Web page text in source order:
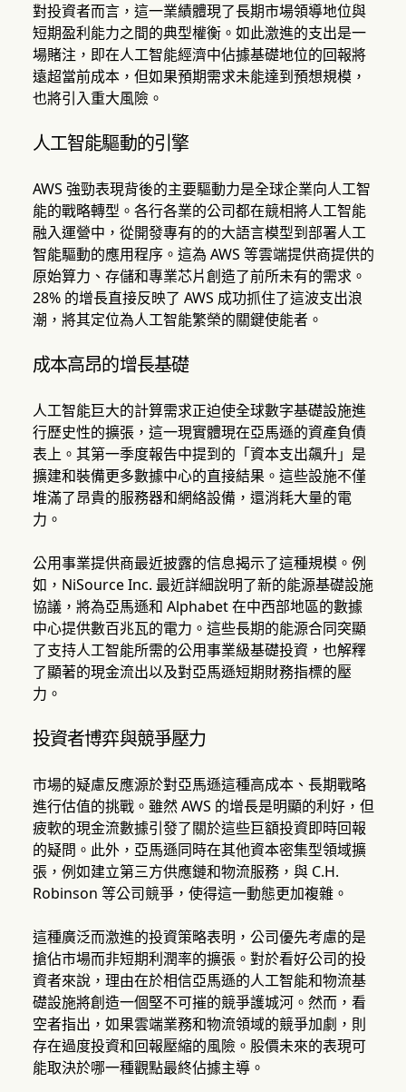
對投資者而言，這一業績體現了長期市場領導地位與
短期盈利能力之間的典型權衡。如此激進的支出是一
場賭注，即在人工智能經濟中佔據基礎地位的回報將
遠超當前成本，但如果預期需求未能達到預想規模，
也將引入重大風險。
人工智能驅動的引擎
AWS 強勁表現背後的主要驅動力是全球企業向人工智
能的戰略轉型。各行各業的公司都在競相將人工智能
融入運營中，從開發專有的的大語言模型到部署人工
智能驅動的應用程序。這為 AWS 等雲端提供商提供的
原始算力、存儲和專業芯片創造了前所未有的需求。
28% 的增長直接反映了 AWS 成功抓住了這波支出浪
潮，將其定位為人工智能繁榮的關鍵使能者。
成本高昂的增長基礎
人工智能巨大的計算需求正迫使全球數字基礎設施進
行歷史性的擴張，這一現實體現在亞馬遜的資產負債
表上。其第一季度報告中提到的「資本支出飆升」是
擴建和裝備更多數據中心的直接結果。這些設施不僅
堆滿了昂貴的服務器和網絡設備，還消耗大量的電
力。
公用事業提供商最近披露的信息揭示了這種規模。例
如，NiSource Inc. 最近詳細說明了新的能源基礎設施
協議，將為亞馬遜和 Alphabet 在中西部地區的數據
中心提供數百兆瓦的電力。這些長期的能源合同突顯
了支持人工智能所需的公用事業級基礎投資，也解釋
了顯著的現金流出以及對亞馬遜短期財務指標的壓
力。
投資者博弈與競爭壓力
市場的疑慮反應源於對亞馬遜這種高成本、長期戰略
進行估值的挑戰。雖然 AWS 的增長是明顯的利好，但
疲軟的現金流數據引發了關於這些巨額投資即時回報
的疑問。此外，亞馬遜同時在其他資本密集型領域擴
張，例如建立第三方供應鏈和物流服務，與 C.H.
Robinson 等公司競爭，使得這一動態更加複雜。
這種廣泛而激進的投資策略表明，公司優先考慮的是
搶佔市場而非短期利潤率的擴張。對於看好公司的投
資者來說，理由在於相信亞馬遜的人工智能和物流基
礎設施將創造一個堅不可摧的競爭護城河。然而，看
空者指出，如果雲端業務和物流領域的競爭加劇，則
存在過度投資和回報壓縮的風險。股價未來的表現可
能取決於哪一種觀點最終佔據主導。